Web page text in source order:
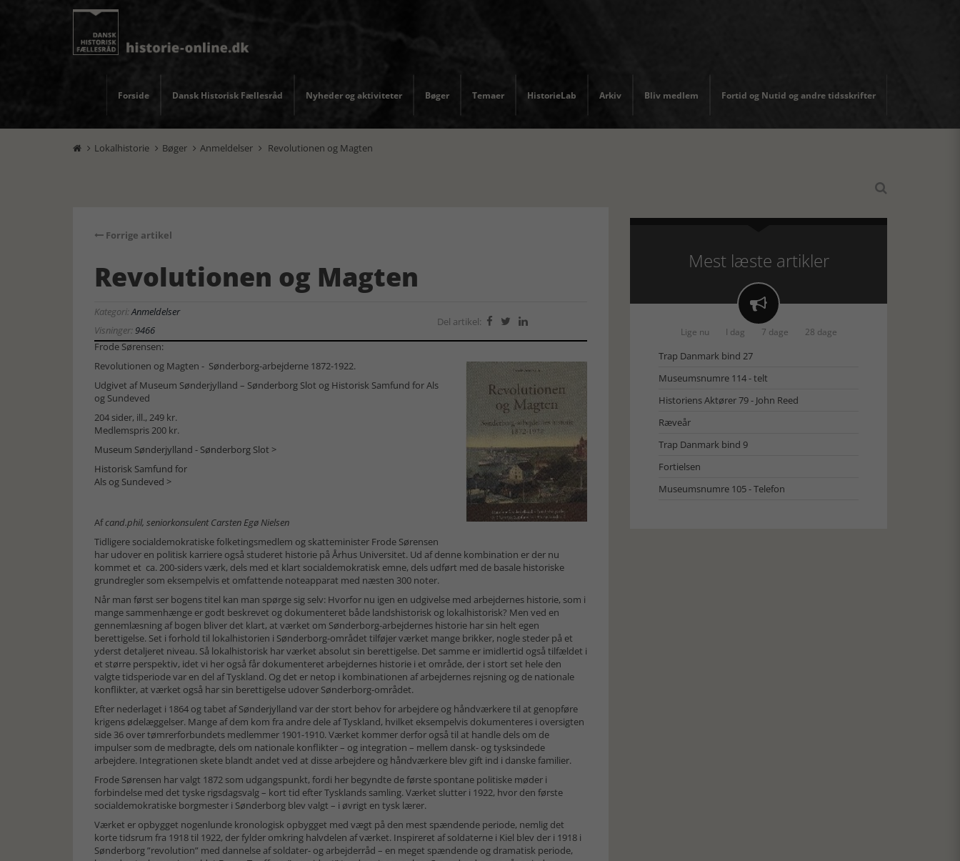
Forside Dansk Historisk Fællesråd Nyheder og aktiviteter Bøger Temaer HistorieLab Arkiv Bliv medlem Fortid og Nutid og andre tidsskrifter
 Lokalhistorie  Bøger  Anmeldelser  Revolutionen og Magten

Forrige artikel
Revolutionen og Magten
Kategori:Anmeldelser
Visninger:9466
Del artikel:   
Frode Sørensen:
Revolutionen og Magten - Sønderborg-arbejderne 1872-1922.
Udgivet af Museum Sønderjylland – Sønderborg Slot og Historisk Samfund for Als
og Sundeved
204 sider, ill., 249 kr.
Medlemspris 200 kr.
Museum Sønderjylland - Sønderborg Slot >
Historisk Samfund for
Als og Sundeved >
Afcand.phil, seniorkonsulent Carsten Egø Nielsen
Tidligere socialdemokratiske folketingsmedlem og skatteminister Frode Sørensen
har udover en politisk karriere også studeret historie på Århus Universitet. Ud af denne kombination er der nu
kommet et ca. 200-siders værk, dels med et klart socialdemokratisk emne, dels udført med de basale historiske
grundregler som eksempelvis et omfattende noteapparat med næsten 300 noter.
Når man først ser bogens titel kan man spørge sig selv: Hvorfor nu igen en udgivelse med arbejdernes historie, som i
mange sammenhænge er godt beskrevet og dokumenteret både landshistorisk og lokalhistorisk? Men ved en
gennemlæsning af bogen bliver det klart, at værket om Sønderborg-arbejdernes historie har sin helt egen
berettigelse. Set i forhold til lokalhistorien i Sønderborg-området tilføjer værket mange brikker, nogle steder på et
yderst detaljeret niveau. Så lokalhistorisk har værket absolut sin berettigelse. Det samme er imidlertid også tilfældet i
et større perspektiv, idet vi her også får dokumenteret arbejdernes historie i et område, der i stort set hele den
valgte tidsperiode var en del af Tyskland. Og det er netop i kombinationen af arbejdernes rejsning og de nationale
konflikter, at værket også har sin berettigelse udover Sønderborg-området.
Efter nederlaget i 1864 og tabet af Sønderjylland var der stort behov for arbejdere og håndværkere til at genopføre
krigens ødelæggelser. Mange af dem kom fra andre dele af Tyskland, hvilket eksempelvis dokumenteres i oversigten
side 36 over tømrerforbundets medlemmer 1901-1910. Værket kommer derfor også til at handle dels om de
impulser som de medbragte, dels om nationale konflikter – og integration – mellem dansk- og tysksindede
arbejdere. Integrationen skete blandt andet ved at disse arbejdere og håndværkere blev gift ind i danske familier.
Frode Sørensen har valgt 1872 som udgangspunkt, fordi her begyndte de første spontane politiske møder i
forbindelse med det tyske rigsdagsvalg – kort tid efter Tysklands samling. Værket slutter i 1922, hvor den første
socialdemokratiske borgmester i Sønderborg blev valgt – i øvrigt en tysk lærer.
Værket er opbygget nogenlunde kronologisk opbygget med vægt på den mest spændende periode, nemlig det
korte tidsrum fra 1918 til 1922, der fylder omkring halvdelen af værket. Inspireret af soldaterne i Kiel blev der i 1918 i
Sønderborg ”revolution” med dannelse af soldater- og arbejderråd – en meget spændende og dramatisk periode,
Mest læste artikler

Lige nu I dag 7 dage 28 dage
Trap Danmark bind 27
Museumsnumre 114 - telt
Historiens Aktører 79 - John Reed
Ræveår
Trap Danmark bind 9
Fortielsen
Museumsnumre 105 - Telefon